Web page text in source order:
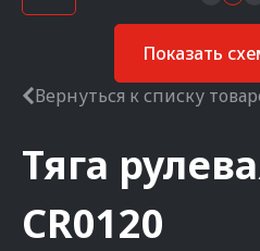
Показать
Вернуться к списку
Тяга
CR0120